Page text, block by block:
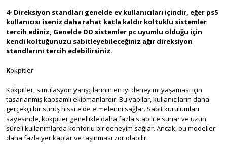
4- Direksiyon standları genelde ev kullanıcıları içindir, eğer ps5
kullanıcısı iseniz daha rahat katla kaldır koltuklu sistemler
tercih ediniz, Genelde DD sistemler pc uyumlu olduğu için
kendi koltuğunuzu sabitleyebileceğiniz ağır direksiyon
standlarını tercih edebilirsiniz.
Kokpitler
Kokpitler, simülasyon yarışçılarının en iyi deneyimi yaşaması için
tasarlanmış kapsamlı ekipmanlardır. Bu yapılar, kullanıcıların daha
gerçekçi bir sürüş hissi elde etmelerini sağlar. Sabit kurulumları
sayesinde, kokpitler genellikle daha fazla stabilite sunar ve uzun
süreli kullanımlarda konforlu bir deneyim sağlar. Ancak, bu modeller
daha fazla yer kaplar ve taşınması zor olabilir.